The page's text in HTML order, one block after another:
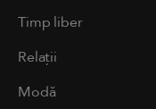
Timp liber
Relații
Modă